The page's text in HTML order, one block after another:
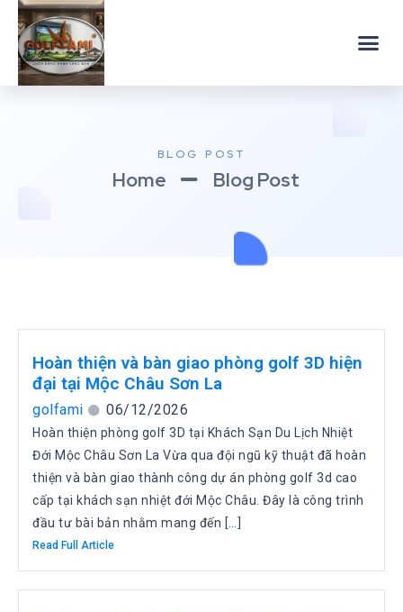
BLOG POST
Home Blog Post
Hoàn thiện và bàn giao phòng golf 3D hiện
đại tại Mộc Châu Sơn La
golfami 06/12/2026
Hoàn thiện phòng golf 3D tại Khách Sạn Du Lịch Nhiệt
Đới Mộc Châu Sơn La Vừa qua đội ngũ kỹ thuật đã hoàn
thiện và bàn giao thành công dự án phòng golf 3d cao
cấp tại khách sạn nhiệt đới Mộc Châu. Đây là công trình
đầu tư bài bản nhằm mang đến […]
Read Full Article